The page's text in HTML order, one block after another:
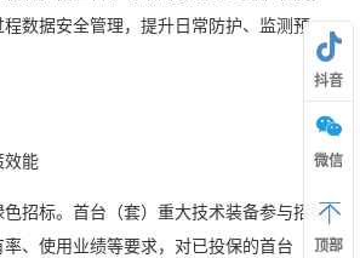
数据安全管理，提升日常防护、监测预
效能
色招标。首台（套）重大技术装备参与招标
、使用业绩等要求，对已投保的首台
抖音
微信
顶部